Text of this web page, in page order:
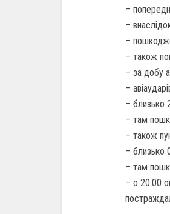
–
–
–
– також
– за добу
–
– близько
– там
– також
– близько
– там
– о 20:00